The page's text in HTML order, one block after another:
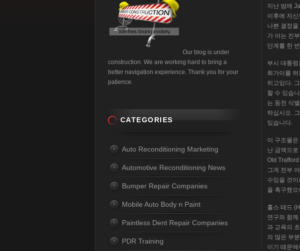
지난 밤에
이후에 자
나쁜 결정
가 아는 진
단계를 한
부시 대통
회가이를
히고있다.
할 수 있습
는 동전 식
하십시오.
있습니다.
이 구조물
난 금액으
Old
그게 전부
수있을 것
을 촉구했
홀스 테드
연구와 함
과 교육의
의 많은 부
이기 때문
Our blog is under
construction. We are working hard to bring a
better navigation experience. Thank you for your
patience.
CATEGORIES
Auto Reconditioning Marketing
Automotive Reconditioning News
Bumper Repair Companies
Mobile Auto Body n Paint
Paintless Dent Repair Companies
PDR Training